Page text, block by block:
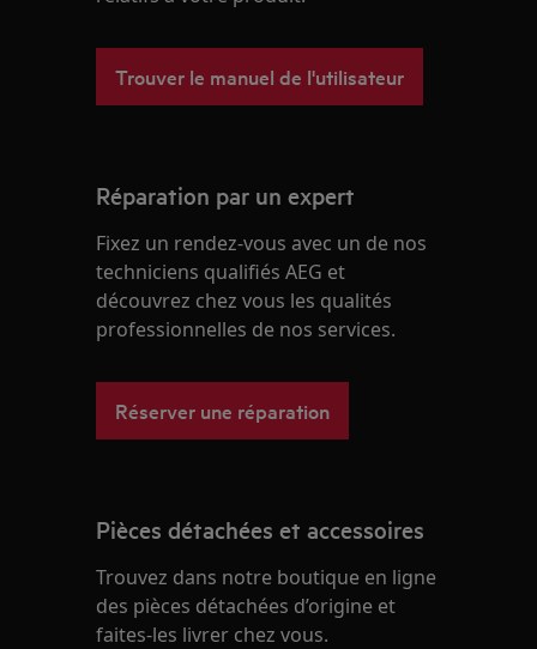
Trouver le manuel de l'utilisateur
Réparation par un expert
Fixez un rendez-vous avec un de nos
techniciens qualifiés AEG et
découvrez chez vous les qualités
professionnelles de nos services.
Réserver une réparation
Pièces détachées et accessoires
Trouvez dans notre boutique en ligne
des pièces détachées d’origine et
faites-les livrer chez vous.